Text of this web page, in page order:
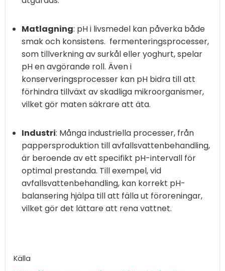
Matlagning: pH i livsmedel kan påverka både
smak och konsistens. fermenteringsprocesser,
som tillverkning av surkål eller yoghurt, spelar
pH en avgörande roll. Även i
konserveringsprocesser kan pH bidra till att
förhindra tillväxt av skadliga mikroorganismer,
vilket gör maten säkrare att äta.
Industri: Många industriella processer, från
pappersproduktion till avfallsvattenbehandling,
är beroende av ett specifikt pH-intervall för
optimal prestanda. Till exempel, vid
avfallsvattenbehandling, kan korrekt pH-
balansering hjälpa till att fälla ut föroreningar,
vilket gör det lättare att rena vattnet.
Källa